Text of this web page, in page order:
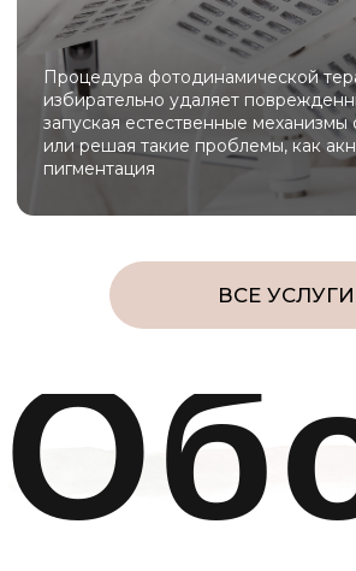
Capello сочетает функции эпиляции, лифтинга и
микротоков — всё необходимое для эффективной
косметологии в одном компактном устройстве.
Scarlet S обеспечивает безболезненную RF-лифтинг
и микроигольчатую терапию, запуская мощный
Scarlet S